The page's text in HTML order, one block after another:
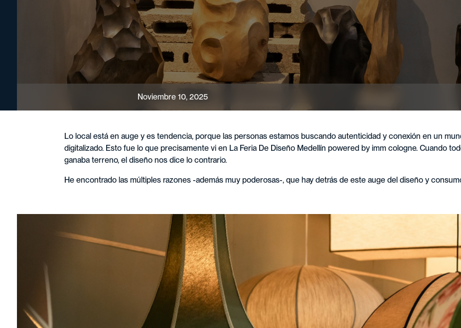
Noviembre 10, 2025
Lo local está en auge y es tendencia, porque las personas estamos buscando autenticidad y conexión en un
digitalizado. Esto fue lo que precisamente vi en La Feria De Diseño Medellín powered by imm cologne. Cuando
ganaba terreno, el diseño nos dice lo contrario.
He encontrado las múltiples razones -además muy poderosas-, que hay detrás de este auge del diseño y